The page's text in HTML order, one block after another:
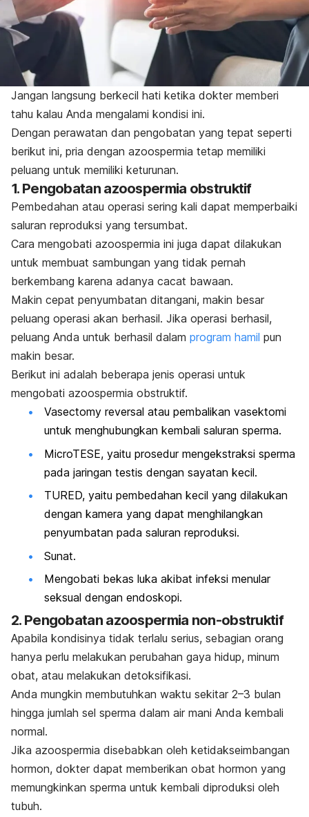
Jangan langsung berkecil hati ketika dokter memberi
tahu kalau Anda mengalami kondisi ini.
Dengan perawatan dan pengobatan yang tepat seperti
berikut ini, pria dengan azoospermia tetap memiliki
peluang untuk memiliki keturunan.
1. Pengobatan azoospermia obstruktif
Pembedahan atau operasi sering kali dapat memperbaiki
saluran reproduksi yang tersumbat.
Cara mengobati azoospermia ini juga dapat dilakukan
untuk membuat sambungan yang tidak pernah
berkembang karena adanya cacat bawaan.
Makin cepat penyumbatan ditangani, makin besar
peluang operasi akan berhasil. Jika operasi berhasil,
peluang Anda untuk berhasil dalam program hamil pun
makin besar.
Berikut ini adalah beberapa jenis operasi untuk
mengobati azoospermia obstruktif.
Vasectomy reversal atau pembalikan vasektomi
untuk menghubungkan kembali saluran sperma.
MicroTESE, yaitu prosedur mengekstraksi sperma
pada jaringan testis dengan sayatan kecil.
TURED, yaitu pembedahan kecil yang dilakukan
dengan kamera yang dapat menghilangkan
penyumbatan pada saluran reproduksi.
Sunat.
Mengobati bekas luka akibat infeksi menular
seksual dengan endoskopi.
2. Pengobatan azoospermia non-obstruktif
Apabila kondisinya tidak terlalu serius, sebagian orang
hanya perlu melakukan perubahan gaya hidup, minum
obat, atau melakukan detoksifikasi.
Anda mungkin membutuhkan waktu sekitar 2–3 bulan
hingga jumlah sel sperma dalam air mani Anda kembali
normal.
Jika azoospermia disebabkan oleh ketidakseimbangan
hormon, dokter dapat memberikan obat hormon yang
memungkinkan sperma untuk kembali diproduksi oleh
tubuh.